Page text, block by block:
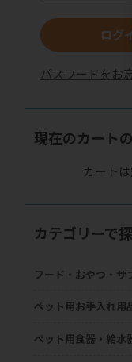
ログ
パスワードをお
現在のカート
カート
カテゴリーで
フード・おやつ・サ
ペット用お手入れ用
ペット用食器・給水